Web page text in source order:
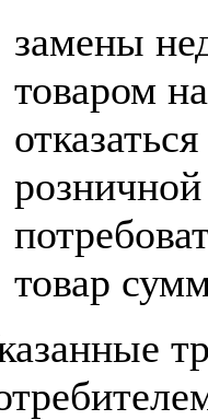
замены
товаром
товар